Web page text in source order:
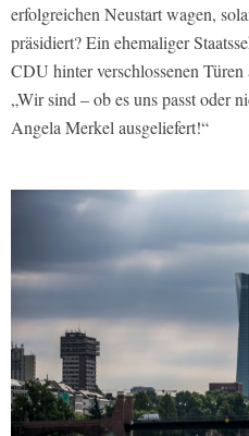
erfolgreichen Neustart wagen,
präsidiert? Ein ehemaliger
CDU hinter verschlossenen
„Wir sind – ob es uns passt oder
Angela Merkel ausgeliefert!“